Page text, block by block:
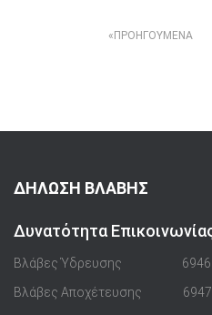
ΠΡΟΗΓΟΎΜΕΝΑ
ΔΗΛΩΣΗ ΒΛΑΒΗΣ
Δυνατότητα
Βλάβες Ύδρευσης
Βλάβες Αποχέτευσης